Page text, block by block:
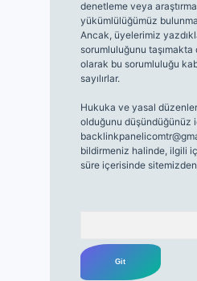
denetleme veya araştırma
yükümlülüğümüz
Ancak, üyelerimiz
sorumluluğunu
olarak bu sorumluluğu
sayılırlar.
Hukuka ve yasal
olduğunu düşündüğünüz
bildirmeniz halinde, ilgili
süre içerisinde sitemizden